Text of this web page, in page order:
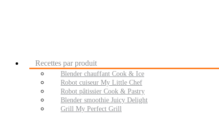
Recettes par produit
Blender chauffant Cook & Ice
Robot cuiseur My Little Chef
Robot pâtissier Cook & Pastry
Blender smoothie Juicy Delight
Grill My Perfect Grill